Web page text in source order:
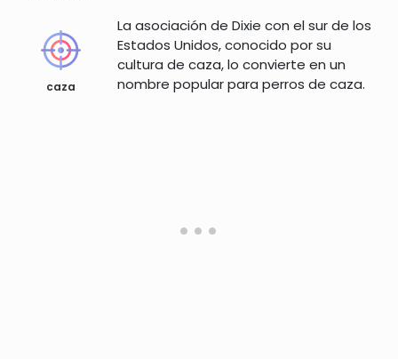
caza
La asociación de Dixie con el sur de los
Estados Unidos, conocido por su
cultura de caza, lo convierte en un
nombre popular para perros de caza.